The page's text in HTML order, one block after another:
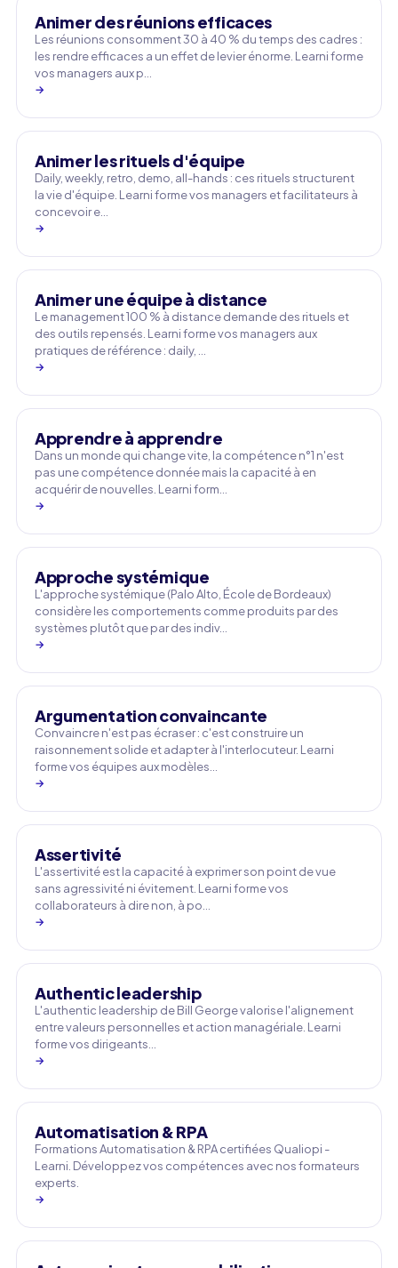
Animer des réunions efficaces
Les réunions consomment 30 à 40 % du temps des cadres :
les rendre efficaces a un effet de levier énorme. Learni forme
vos managers aux p…
→
Animer les rituels d'équipe
Daily, weekly, retro, demo, all-hands : ces rituels structurent
la vie d'équipe. Learni forme vos managers et facilitateurs à
concevoir e…
→
Animer une équipe à distance
Le management 100 % à distance demande des rituels et
des outils repensés. Learni forme vos managers aux
pratiques de référence : daily, …
→
Apprendre à apprendre
Dans un monde qui change vite, la compétence n°1 n'est
pas une compétence donnée mais la capacité à en
acquérir de nouvelles. Learni form…
→
Approche systémique
L'approche systémique (Palo Alto, École de Bordeaux)
considère les comportements comme produits par des
systèmes plutôt que par des indiv…
→
Argumentation convaincante
Convaincre n'est pas écraser : c'est construire un
raisonnement solide et adapter à l'interlocuteur. Learni
forme vos équipes aux modèles…
→
Assertivité
L'assertivité est la capacité à exprimer son point de vue
sans agressivité ni évitement. Learni forme vos
collaborateurs à dire non, à po…
→
Authentic leadership
L'authentic leadership de Bill George valorise l'alignement
entre valeurs personnelles et action managériale. Learni
forme vos dirigeants…
→
Automatisation & RPA
Formations Automatisation & RPA certifiées Qualiopi -
Learni. Développez vos compétences avec nos formateurs
experts.
→